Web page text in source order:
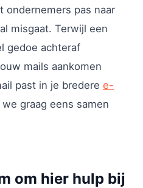
ondernemers pas naar
misgaat. Terwijl een
gedoe achteraf
mails aankomen
past in je bredere e-
graag eens samen
om hier hulp bij